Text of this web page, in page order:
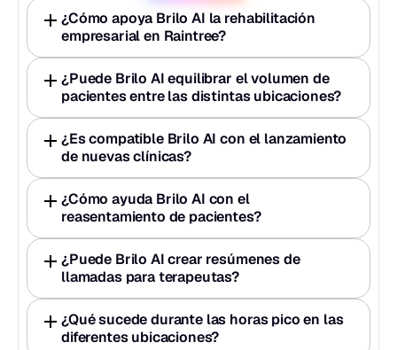
¿Cómo apoya Brilo AI la rehabilitación
empresarial en Raintree?
¿Puede Brilo AI equilibrar el volumen de
pacientes entre las distintas ubicaciones?
¿Es compatible Brilo AI con el lanzamiento
de nuevas clínicas?
¿Cómo ayuda Brilo AI con el
reasentamiento de pacientes?
¿Puede Brilo AI crear resúmenes de
llamadas para terapeutas?
¿Qué sucede durante las horas pico en las
diferentes ubicaciones?